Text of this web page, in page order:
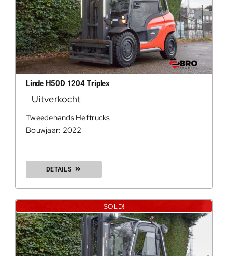
Linde H50D 1204 Triplex
Uitverkocht
Tweedehands Heftrucks
Bouwjaar: 2022
DETAILS
SOLD!